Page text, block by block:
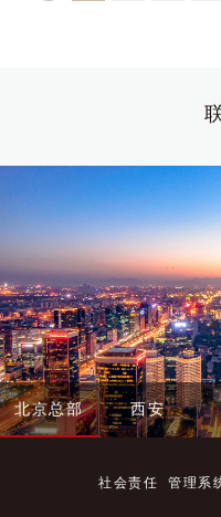
北京总部 西安
社会责任 管理系